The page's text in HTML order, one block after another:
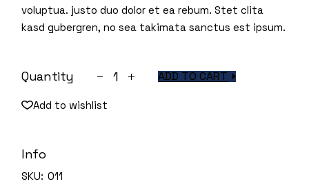
voluptua. justo duo dolor et ea rebum. Stet clita
kasd gubergren, no sea takimata sanctus est ipsum.
Quantity Shelf quantityADD TO CART
Add to wishlist
Info
SKU: 011